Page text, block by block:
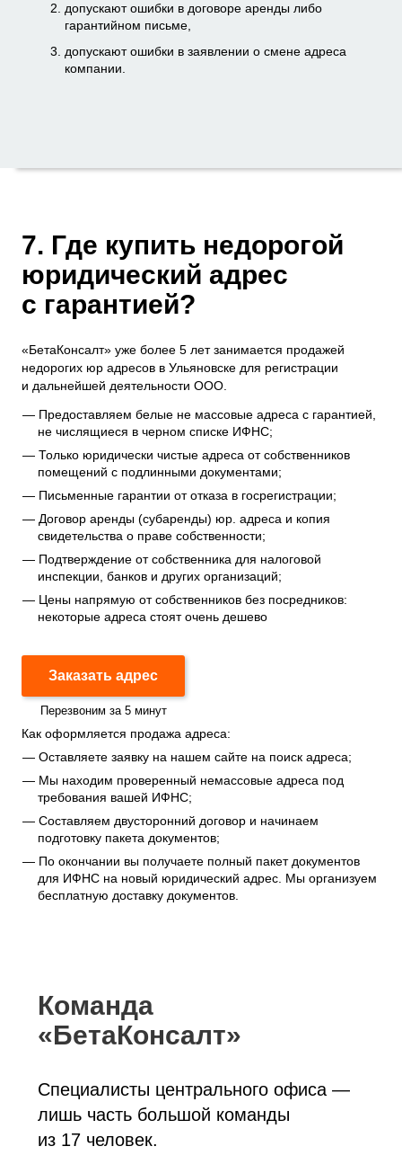
допускают ошибки в договоре аренды либо
гарантийном письме,
допускают ошибки в заявлении о смене адреса
компании.
7. Где купить недорогой
юридический адрес
с гарантией?
«БетаКонсалт» уже более 5 лет занимается продажей
недорогих юр адресов в Ульяновске для регистрации
и дальнейшей деятельности ООО.
Предоставляем белые не массовые адреса с гарантией,
не числящиеся в черном списке ИФНС;
Только юридически чистые адреса от собственников
помещений с подлинными документами;
Письменные гарантии от отказа в госрегистрации;
Договор аренды (субаренды) юр. адреса и копия
свидетельства о праве собственности;
Подтверждение от собственника для налоговой
инспекции, банков и других организаций;
Цены напрямую от собственников без посредников:
некоторые адреса стоят очень дешево
Заказать адрес
Перезвоним за 5 минут
Как оформляется продажа адреса:
Оставляете заявку на нашем сайте на поиск адреса;
Мы находим проверенный немассовые адреса под
требования вашей ИФНС;
Составляем двусторонний договор и начинаем
подготовку пакета документов;
По окончании вы получаете полный пакет документов
для ИФНС на новый юридический адрес. Мы организуем
бесплатную доставку документов.
Команда
«БетаКонсалт»
Специалисты центрального офиса —
лишь часть большой команды
из 17 человек.